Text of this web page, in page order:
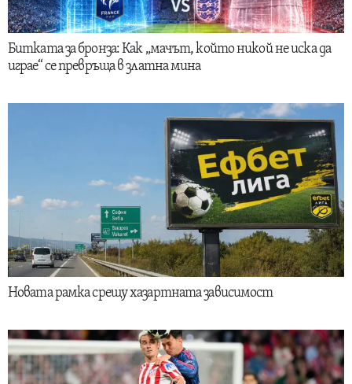
Битката за бронза: Как „мачът, който никой не иска да
играе“ се превръща в златна мина
Новата рамка срещу хазартната зависимост